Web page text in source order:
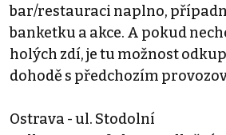
bar/restauraci naplno,
banketku a akce. A pokud
holých zdí, je tu možnost
dohodě s předchozím
Ostrava - ul. Stodolní